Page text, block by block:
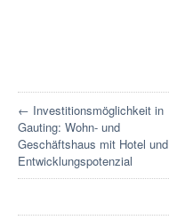
← Investitionsmöglichkeit in
Gauting: Wohn- und
Geschäftshaus mit Hotel und
Entwicklungspotenzial